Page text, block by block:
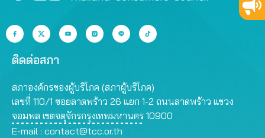
ติดต่อสภา
สภาองค์กรของผู้บริโภค (สภาผู้บริโภค)
เลขที่ 110/1 ซอยลาดพร้าว 26 แยก 1-2 ถนนลาดพร้าว แขวง
จอมพล เขตจตุจักรกรุงเทพมหานคร 10900
E-mail : contact@tcc.or.th